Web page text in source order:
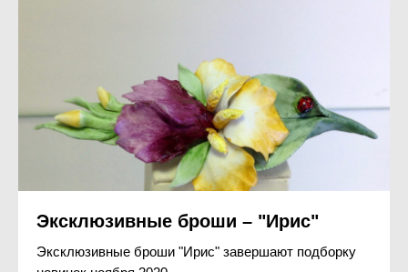
Эксклюзивные броши – "Ирис"
Эксклюзивные броши "Ирис" завершают подборку